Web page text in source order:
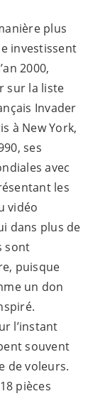
plus
investissent
2000,
sur la liste
Invader
à New York,
ses
avec
les
vidéo
dans plus de
sont
puisque
un don
l’instant
souvent
de voleurs.
pièces